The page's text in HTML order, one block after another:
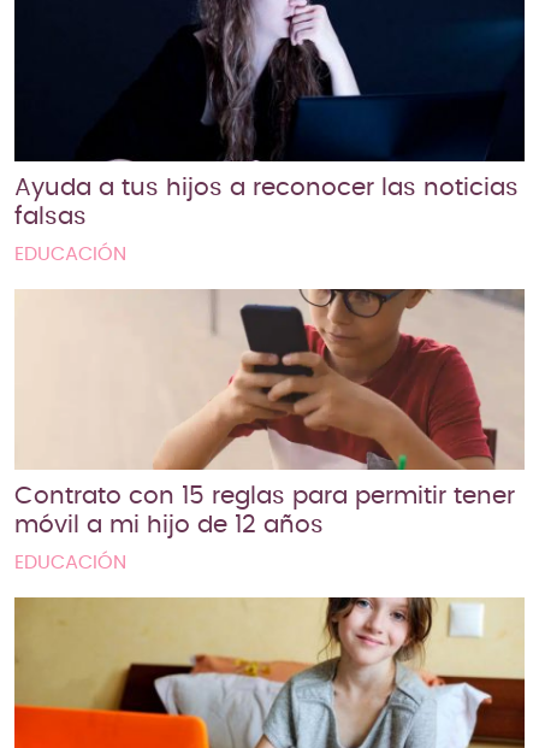
Ayuda a tus hijos a reconocer las noticias
falsas
EDUCACIÓN
Contrato con 15 reglas para permitir tener
móvil a mi hijo de 12 años
EDUCACIÓN